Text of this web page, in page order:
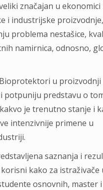
značajan u
i industrijske
problema nestašice,
namirnica, odnosno,
u proizvodnji
potpuniju predstavu o
je trenutno stanje i
intenzivnije primene u
saznanja i
kako za istraživače
osnovnih, master i